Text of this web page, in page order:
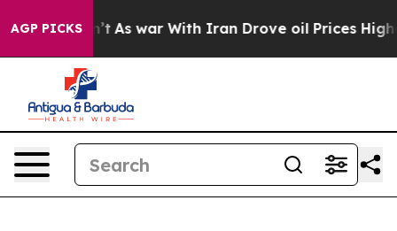
AGP PICKS
As war With Iran Drove oil Prices Higher, Trump